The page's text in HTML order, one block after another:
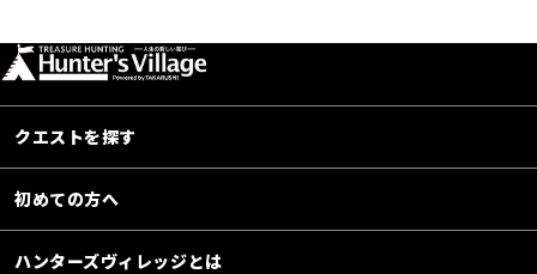
クエストを探す
初めての方へ
ハンターズヴィレッジとは